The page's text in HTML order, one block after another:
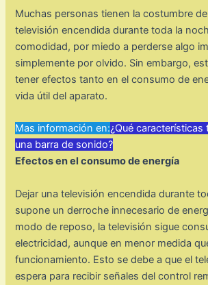
Muchas personas tienen la costumbre
televisión encendida durante toda la
comodidad, por miedo a perderse algo
simplemente por olvido. Sin embargo,
tener efectos tanto en el consumo de
vida útil del aparato.
Mas información en:¿Qué características
una barra de sonido?
Efectos en el consumo de energía
Dejar una televisión encendida durante
supone un derroche innecesario de
modo de reposo, la televisión sigue
electricidad, aunque en menor medida
funcionamiento. Esto se debe a que el
espera para recibir señales del control